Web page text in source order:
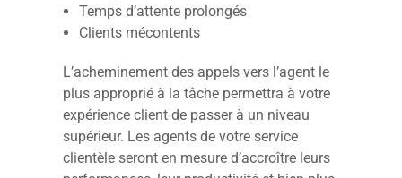
Temps d’attente prolongés
Clients mécontents
L’acheminement des appels vers l’agent le
plus approprié à la tâche permettra à votre
expérience client de passer à un niveau
supérieur. Les agents de votre service
clientèle seront en mesure d’accroître leurs